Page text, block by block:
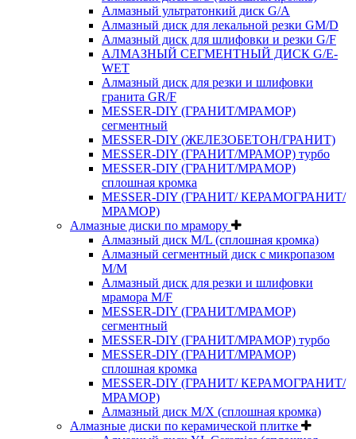
Алмазный ультратонкий диск G/A
Алмазный диск для лекальной резки GM/D
Алмазный диск для шлифовки и резки G/F
АЛМАЗНЫЙ СЕГМЕНТНЫЙ ДИСК G/E-
WET
Алмазный диск для резки и шлифовки
гранита GR/F
MESSER-DIY (ГРАНИТ/МРАМОР)
сегментный
MESSER-DIY (ЖЕЛЕЗОБЕТОН/ГРАНИТ)
MESSER-DIY (ГРАНИТ/МРАМОР) турбо
MESSER-DIY (ГРАНИТ/МРАМОР)
сплошная кромка
MESSER-DIY (ГРАНИТ/ КЕРАМОГРАНИТ/
МРАМОР)
Алмазные диски по мрамору
Алмазный диск M/L (сплошная кромка)
Алмазный сегментный диск с микропазом
M/M
Алмазный диск для резки и шлифовки
мрамора M/F
MESSER-DIY (ГРАНИТ/МРАМОР)
сегментный
MESSER-DIY (ГРАНИТ/МРАМОР) турбо
MESSER-DIY (ГРАНИТ/МРАМОР)
сплошная кромка
MESSER-DIY (ГРАНИТ/ КЕРАМОГРАНИТ/
МРАМОР)
Алмазный диск M/X (сплошная кромка)
Алмазные диски по керамической плитке